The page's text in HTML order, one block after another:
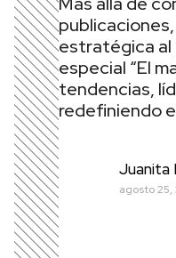
estratégica al
especial “El
tendencias,
redefiniendo
Juanita
agosto 25,